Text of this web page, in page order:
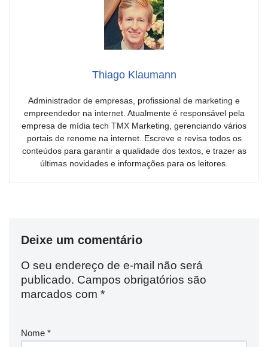
Thiago Klaumann
Administrador de empresas, profissional de marketing e
empreendedor na internet. Atualmente é responsável pela
empresa de mídia tech TMX Marketing, gerenciando vários
portais de renome na internet. Escreve e revisa todos os
conteúdos para garantir a qualidade dos textos, e trazer as
últimas novidades e informações para os leitores.
Deixe um comentário
O seu endereço de e-mail não será
publicado. Campos obrigatórios são
marcados com *
Nome *